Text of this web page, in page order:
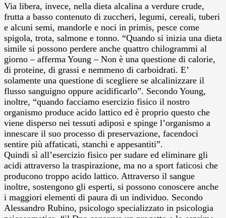
Via libera, invece, nella dieta alcalina a verdure crude,
frutta a basso contenuto di zuccheri, legumi, cereali, tuberi
e alcuni semi, mandorle e noci in primis, pesce come
spigola, trota, salmone e tonno. “Quando si inizia una dieta
simile si possono perdere anche quattro chilogrammi al
giorno – afferma Young – Non è una questione di calorie,
di proteine, di grassi e nemmeno di carboidrati. E’
solamente una questione di scegliere se alcalinizzare il
flusso sanguigno oppure acidificarlo”. Secondo Young,
inoltre, “quando facciamo esercizio fisico il nostro
organismo produce acido lattico ed è proprio questo che
viene disperso nei tessuti adiposi e spinge l’organismo a
innescare il suo processo di preservazione, facendoci
sentire più affaticati, stanchi e appesantiti”.
Quindi sì all’esercizio fisico per sudare ed eliminare gli
acidi attraverso la traspirazione, ma no a sport faticosi che
producono troppo acido lattico. Attraverso il sangue
inoltre, sostengono gli esperti, si possono conoscere anche
i maggiori elementi di paura di un individuo. Secondo
Alessandro Rubino, psicologo specializzato in psicologia